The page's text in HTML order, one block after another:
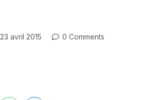
23 avril 2015
0 Comments